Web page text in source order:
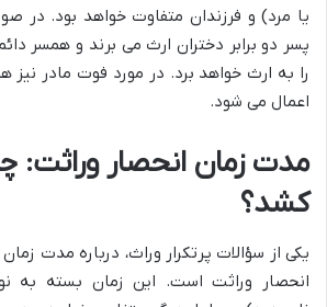
یا مرد) و فرزندان متفاوت خواهد بود. در
پسر دو برابر دختران ارث می برند و همسر
را به ارث خواهد برد. در مورد فوت مادر نیز
اعمال می شود.
مدت زمان انحصار وراثت:
کشد؟
یکی از سؤالات پرتکرار وراث، درباره مدت
انحصار وراثت است. این زمان بسته به